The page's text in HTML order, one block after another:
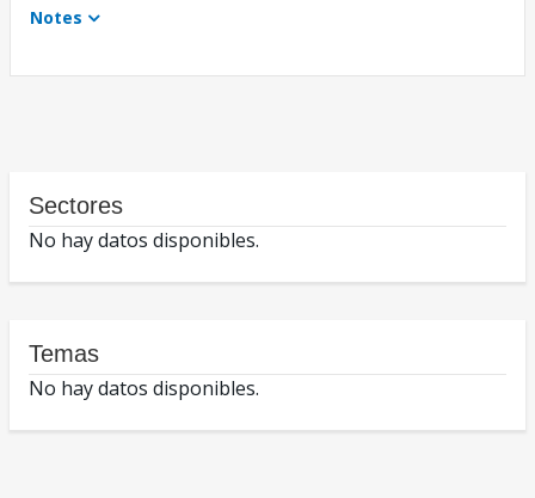
Notes
Sectores
No hay datos disponibles.
Temas
No hay datos disponibles.